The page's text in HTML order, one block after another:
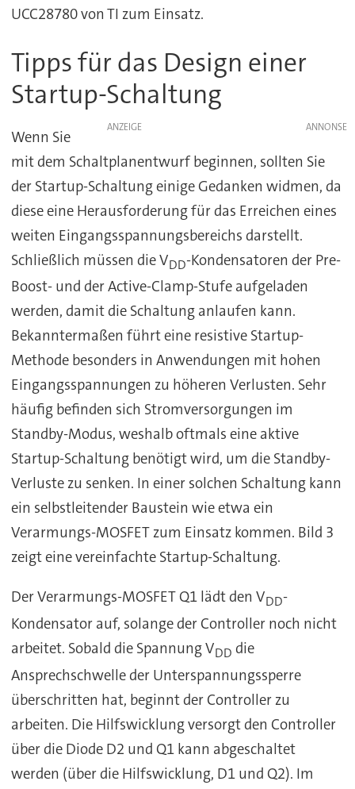
UCC28780 von TI zum Einsatz.
Tipps für das Design einer
Startup-Schaltung
ANZEIGE
Wenn Sie
mit dem Schaltplanentwurf beginnen, sollten Sie
der Startup-Schaltung einige Gedanken widmen, da
diese eine Herausforderung für das Erreichen eines
weiten Eingangsspannungsbereichs darstellt.
Schließlich müssen die VDD-Kondensatoren der Pre-
Boost- und der Active-Clamp-Stufe aufgeladen
werden, damit die Schaltung anlaufen kann.
Bekanntermaßen führt eine resistive Startup-
Methode besonders in Anwendungen mit hohen
Eingangsspannungen zu höheren Verlusten. Sehr
häufig befinden sich Stromversorgungen im
Standby-Modus, weshalb oftmals eine aktive
Startup-Schaltung benötigt wird, um die Standby-
Verluste zu senken. In einer solchen Schaltung kann
ein selbstleitender Baustein wie etwa ein
Verarmungs-MOSFET zum Einsatz kommen. Bild 3
zeigt eine vereinfachte Startup-Schaltung.
Der Verarmungs-MOSFET Q1 lädt den VDD-
Kondensator auf, solange der Controller noch nicht
arbeitet. Sobald die Spannung VDD die
Ansprechschwelle der Unterspannungssperre
überschritten hat, beginnt der Controller zu
arbeiten. Die Hilfswicklung versorgt den Controller
über die Diode D2 und Q1 kann abgeschaltet
werden (über die Hilfswicklung, D1 und Q2). Im